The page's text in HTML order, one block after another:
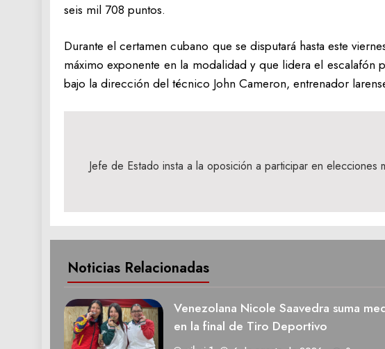
seis mil 708 puntos.
Durante el certamen cubano que se disputará hasta este
máximo exponente en la modalidad y que lidera el
bajo la dirección del técnico John Cameron, entrenador
de
Jefe de Estado insta a la oposición a participar en elecciones
Noticias Relacionadas
Venezolana Nicole Saavedra suma
en la final de Tiro Deportivo